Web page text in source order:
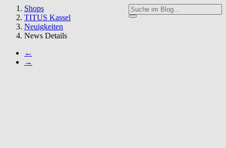
here:
Shops
TITUS Kassel
Neuigkeiten
News Details
←
→